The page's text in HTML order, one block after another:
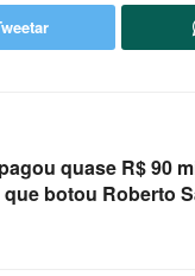
quase R$ 90
botou Roberto